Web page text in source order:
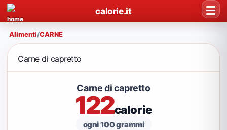
calorie.it
Alimenti/CARNE
Carne di capretto
Carne di capretto
122calorie
ogni 100 grammi